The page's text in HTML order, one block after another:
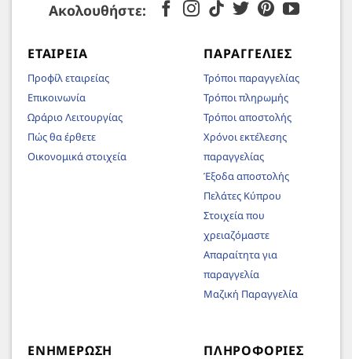
Ακολουθήστε:
ΕΤΑΙΡΕΊΑ
Προφίλ εταιρείας
Επικοινωνία
Ωράριο Λειτουργίας
Πώς θα έρθετε
Οικονομικά στοιχεία
ΠΑΡΑΓΓΕΛΊΕΣ
Τρόποι παραγγελίας
Τρόποι πληρωμής
Τρόποι αποστολής
Χρόνοι εκτέλεσης
παραγγελίας
Έξοδα αποστολής
Πελάτες Κύπρου
Στοιχεία που
χρειαζόμαστε
Απαραίτητα για
παραγγελία
Μαζική Παραγγελία
ΕΝΗΜΈΡΩΣΗ ΠΛΗΡΟΦΟΡΊΕΣ